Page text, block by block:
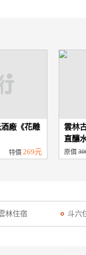
廠《花雕
特價269元
雲林
直釀
原價
林住宿 斗六